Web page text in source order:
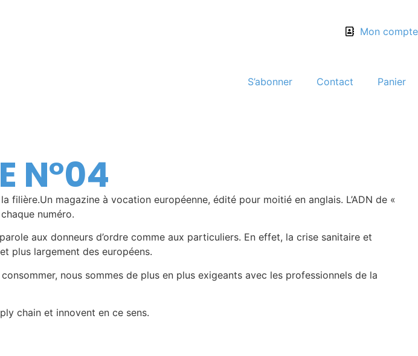
Mon compte
S’abonner Contact Panier
N°04
magazine à vocation européenne, édité pour moitié en anglais. L’ADN de «
numéro.
aux donneurs d’ordre comme aux particuliers. En effet, la crise sanitaire et
plus largement des européens.
nous sommes de plus en plus exigeants avec les professionnels de la
chain et innovent en ce sens.